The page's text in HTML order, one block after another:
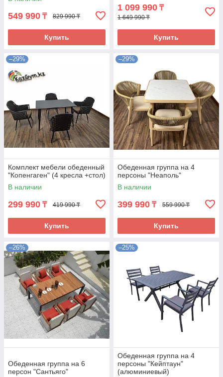
549 990 ₸ 829 990 ₸
Купить
1 099 990 ₸
1 649 990 ₸
Купить
–29%
Комплект мебели обеденный
"Копенгаген" (4 кресла +стол)
В наличии
299 990 ₸ 419 990 ₸
Купить
–29%
Обеденная группа на 4
персоны "Неаполь"
В наличии
399 990 ₸ 559 990 ₸
Купить
–26%
Обеденная группа на 6
персон "Сантьяго"
–25%
Обеденная группа на 4
персоны "Кейптаун"
(алюминиевый)